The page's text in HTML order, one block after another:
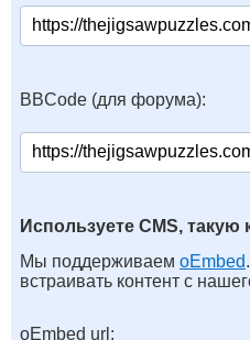
BBCode (для форума):
Используете CMS,
Мы поддерживаем oEmbed
встраивать контент с
oEmbed url: